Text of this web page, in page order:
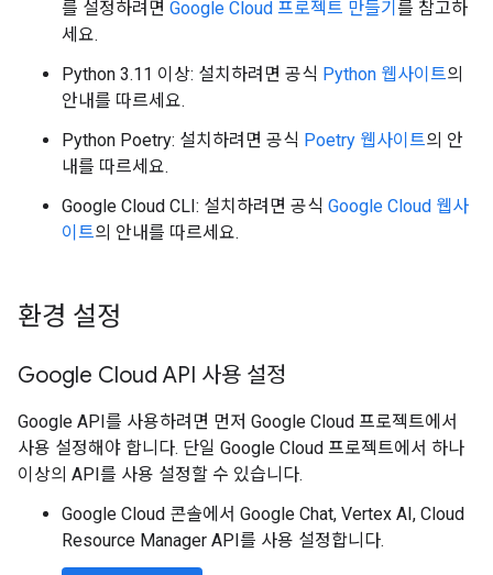
를 설정하려면 Google Cloud 프로젝트 만들기 를 참고하
세요.
Python 3.11 이상: 설치하려면 공식 Python 웹사이트의
안내를 따르세요.
Python Poetry: 설치하려면 공식 Poetry 웹사이트의 안
내를 따르세요.
Google Cloud CLI: 설치하려면 공식 Google Cloud 웹사
이트의 안내를 따르세요.
환경 설정
Google Cloud API 사용 설정
Google API를 사용하려면 먼저 Google Cloud 프로젝트에서
사용 설정해야 합니다. 단일 Google Cloud 프로젝트에서 하나
이상의 API를 사용 설정할 수 있습니다.
Google Cloud 콘솔에서 Google Chat, Vertex AI, Cloud
Resource Manager API를 사용 설정합니다.